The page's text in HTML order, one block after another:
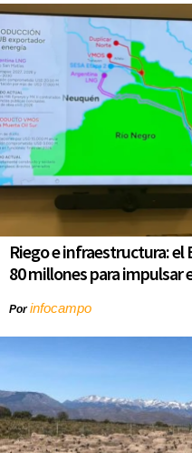
Riego e infraestructura: el
80 millones para impulsar
Porinfocampo